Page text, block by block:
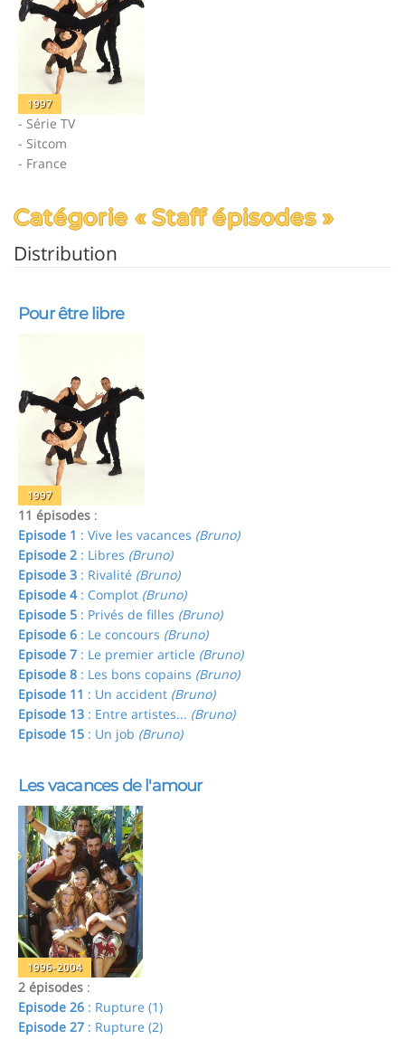
1997
- Série TV
- Sitcom
- France
Catégorie « Staff épisodes »
Distribution
Pour être libre
1997
11 épisodes :
Episode 1 : Vive les vacances (Bruno)
Episode 2 : Libres (Bruno)
Episode 3 : Rivalité (Bruno)
Episode 4: Complot (Bruno)
Episode 5 : Privés de filles (Bruno)
Episode 6 : Le concours (Bruno)
Episode 7 : Le premier article (Bruno)
Episode 8 : Les bons copains (Bruno)
Episode 11 : Un accident (Bruno)
Episode 13 : Entre artistes... (Bruno)
Episode 15 : Un job (Bruno)
Les vacances de l'amour
1996-2004
2 épisodes :
Episode 26 : Rupture (1)
Episode 27 : Rupture (2)